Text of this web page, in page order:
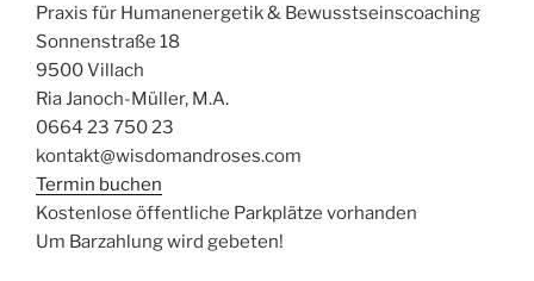
Praxis für Humanenergetik & Bewusstseinscoaching
Sonnenstraße 18
9500 Villach
Ria Janoch-Müller, M.A.
0664 23 750 23
kontakt@wisdomandroses.com
Termin buchen
Kostenlose öffentliche Parkplätze vorhanden
Um Barzahlung wird gebeten!